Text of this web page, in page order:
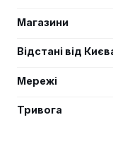
Магазини
Відстані від
Мережі
Тривога